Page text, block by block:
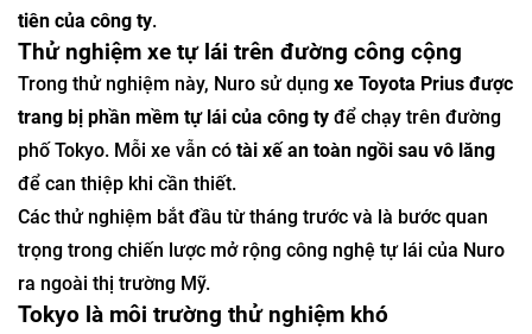
tiên của công ty.
Thử nghiệm xe tự lái trên đường công cộng
Trong thử nghiệm này, Nuro sử dụng xe Toyota Prius được
trang bị phần mềm tự lái của công ty để chạy trên đường
phố Tokyo. Mỗi xe vẫn có tài xế an toàn ngồi sau vô lăng
để can thiệp khi cần thiết.
Các thử nghiệm bắt đầu từ tháng trước và là bước quan
trọng trong chiến lược mở rộng công nghệ tự lái của Nuro
ra ngoài thị trường Mỹ.
Tokyo là môi trường thử nghiệm khó